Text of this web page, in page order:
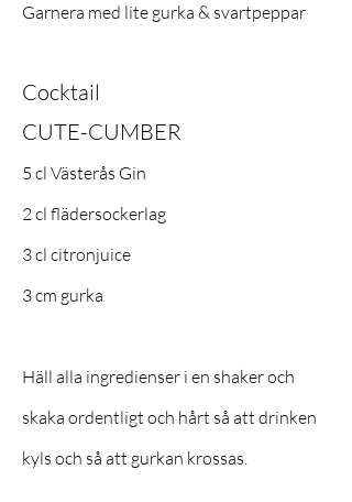
Garnera med lite gurka & svartpeppar
Cocktail
CUTE-CUMBER
5 cl Västerås Gin
2 cl flädersockerlag
3 cl citronjuice
3 cm gurka
Häll alla ingredienser i en shaker och
skaka ordentligt och hårt så att drinken
kyls och så att gurkan krossas.